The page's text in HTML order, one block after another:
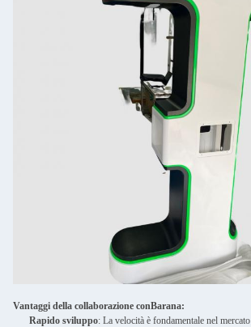
Vantaggi della collaborazione conBarana:
Rapido sviluppo: La velocità è fondamentale nel